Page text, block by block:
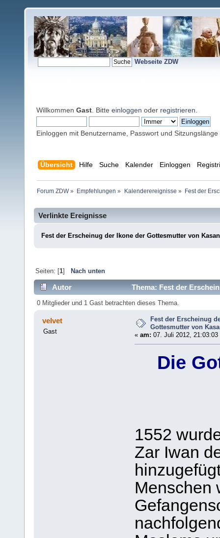
Webseite ZDW
Willkommen Gast . Bitte einloggen oder registrieren
Einloggen mit Benutzername, Passwort und Sitzungslänge
Übersicht Hilfe Suche Kalender Einloggen
Forum ZDW» Empfehlungen » Kalenderereignisse » Fest der
Verlinkte Ereignisse
Fest der Erscheinug der Ikone der Gottesmutter von Kasan
Seiten: [1] Nach unten
Autor Thema: Fest der
0 Mitglieder und 1 Gast betrachten dieses Thema.
velvet
Gast
Fest der Erscheinug
Gottesmutter von
« am: 07. Juli 2012, 21:03:03
Die
1552
Zar Iwan
Menschen